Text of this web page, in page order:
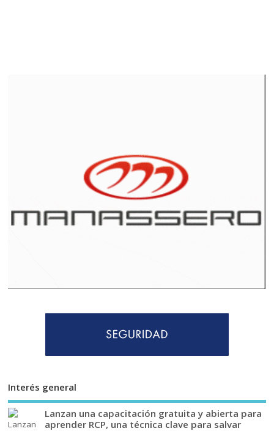
Interés general
Lanzan una capacitación gratuita y abierta para
aprender RCP, una técnica clave para salvar